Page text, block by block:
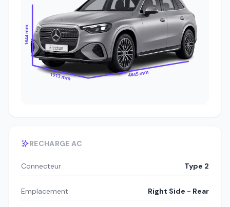
1644 mm
1913 mm 4845 mm
RECHARGE AC
Connecteur Type 2
Emplacement Right Side - Rear